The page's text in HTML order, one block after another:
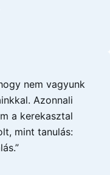
nem vagyunk
Azonnali
a kerekasztal
mint tanulás: